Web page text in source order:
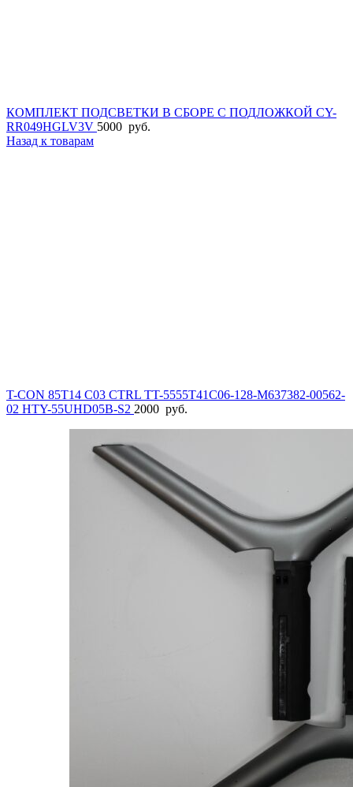
КОМПЛЕКТ ПОДСВЕТКИ В СБОРЕ С ПОДЛОЖКОЙ CY-
RR049HGLV3V 5000 руб.
Назад к товарам
T-CON 85T14 C03 CTRL TT-5555T41C06-128-M637382-00562-
02 HTY-55UHD05B-S2 2000 руб.